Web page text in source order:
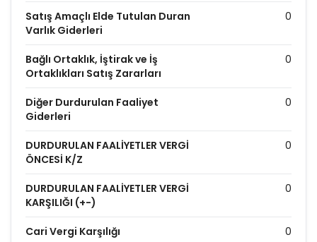
Satış Amaçlı Elde Tutulan Duran
Varlık Giderleri
0
Bağlı Ortaklık, İştirak ve İş
Ortaklıkları Satış Zararları
0
Diğer Durdurulan Faaliyet
Giderleri
0
DURDURULAN FAALİYETLER VERGİ
ÖNCESİ K/Z
0
DURDURULAN FAALİYETLER VERGİ
KARŞILIĞI (+-)
0
Cari Vergi Karşılığı 0